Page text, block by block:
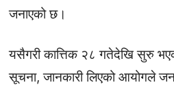
जनाएको छ।
यसैगरी कात्तिक २८ गतेदेखि सुरु
सूचना, जानकारी लिएको आयोगले